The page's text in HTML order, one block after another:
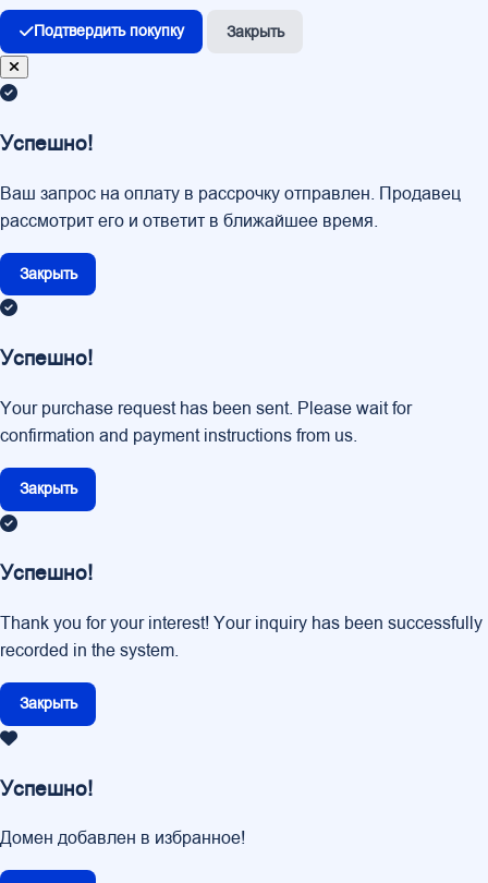
Подтвердить покупку Закрыть
Успешно!
Ваш запрос на оплату в рассрочку отправлен. Продавец
рассмотрит его и ответит в ближайшее время.
Закрыть
Успешно!
Your purchase request has been sent. Please wait for
confirmation and payment instructions from us.
Закрыть
Успешно!
Thank you for your interest! Your inquiry has been successfully
recorded in the system.
Закрыть
Успешно!
Домен добавлен в избранное!